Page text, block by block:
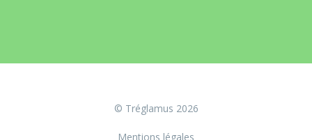
© Tréglamus 2026
Mentions légales